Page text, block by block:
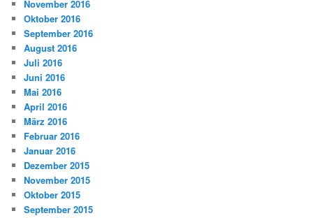
November 2016
Oktober 2016
September 2016
August 2016
Juli 2016
Juni 2016
Mai 2016
April 2016
März 2016
Februar 2016
Januar 2016
Dezember 2015
November 2015
Oktober 2015
September 2015